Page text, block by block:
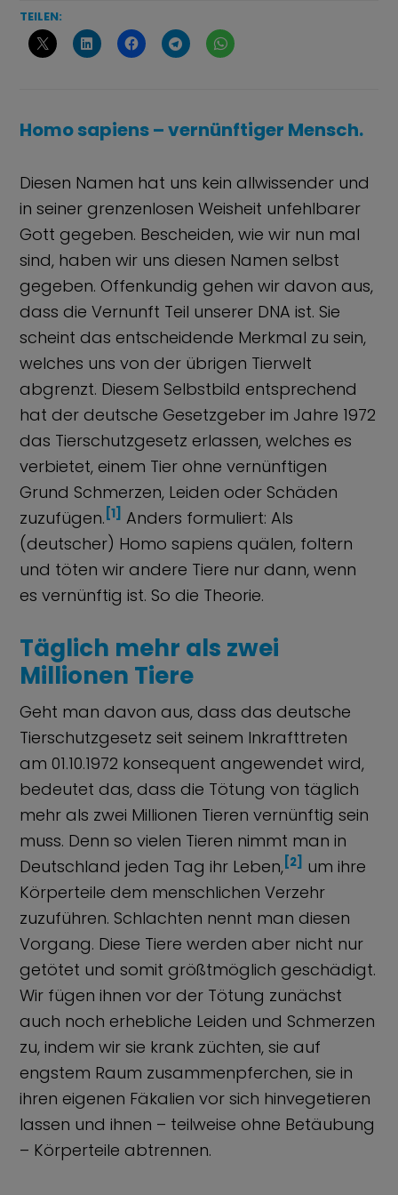
TEILEN:
Homo sapiens – vernünftiger Mensch.
Diesen Namen hat uns kein allwissender und
in seiner grenzenlosen Weisheit unfehlbarer
Gott gegeben. Bescheiden, wie wir nun mal
sind, haben wir uns diesen Namen selbst
gegeben. Offenkundig gehen wir davon aus,
dass die Vernunft Teil unserer DNA ist. Sie
scheint das entscheidende Merkmal zu sein,
welches uns von der übrigen Tierwelt
abgrenzt. Diesem Selbstbild entsprechend
hat der deutsche Gesetzgeber im Jahre 1972
das Tierschutzgesetz erlassen, welches es
verbietet, einem Tier ohne vernünftigen
Grund Schmerzen, Leiden oder Schäden
zuzufügen. [1] Anders formuliert: Als
(deutscher) Homo sapiens quälen, foltern
und töten wir andere Tiere nur dann, wenn
es vernünftig ist. So die Theorie.
Täglich mehr als zwei
Millionen Tiere
Geht man davon aus, dass das deutsche
Tierschutzgesetz seit seinem Inkrafttreten
am 01.10.1972 konsequent angewendet wird,
bedeutet das, dass die Tötung von täglich
mehr als zwei Millionen Tieren vernünftig sein
muss. Denn so vielen Tieren nimmt man in
Deutschland jeden Tag ihr Leben, [2] um ihre
Körperteile dem menschlichen Verzehr
zuzuführen. Schlachten nennt man diesen
Vorgang. Diese Tiere werden aber nicht nur
getötet und somit größtmöglich geschädigt.
Wir fügen ihnen vor der Tötung zunächst
auch noch erhebliche Leiden und Schmerzen
zu, indem wir sie krank züchten, sie auf
engstem Raum zusammenpferchen, sie in
ihren eigenen Fäkalien vor sich hinvegetieren
lassen und ihnen – teilweise ohne Betäubung
– Körperteile abtrennen.